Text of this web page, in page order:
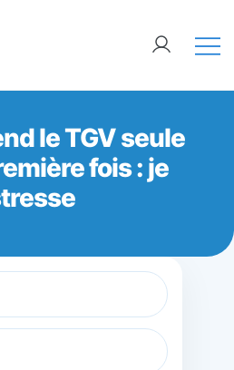
le TGV seule
fois : je
sont pris d’assaut.
maintenant !